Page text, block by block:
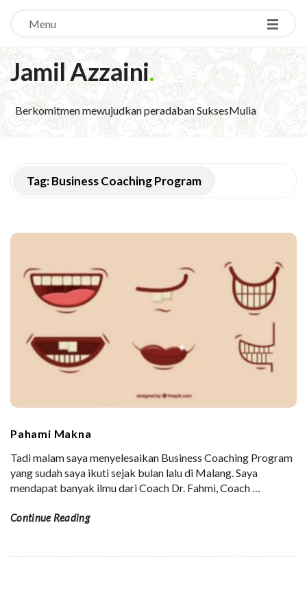
Menu
Jamil Azzaini.
Berkomitmen mewujudkan peradaban SuksesMulia
Tag:Business Coaching Program
Pahami Makna
Tadi malam saya menyelesaikan Business Coaching Program
yang sudah saya ikuti sejak bulan lalu di Malang. Saya
mendapat banyak ilmu dari Coach Dr. Fahmi, Coach…
Continue Reading